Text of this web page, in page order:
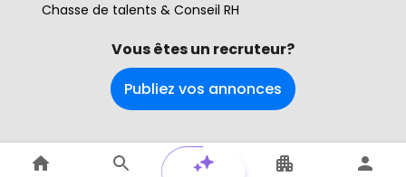
Chasse de talents & Conseil RH
Vous êtes un recruteur?
Publiez vos annonces